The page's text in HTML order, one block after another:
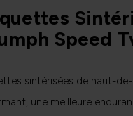
Speed
sintérisées de haut-
une meilleure